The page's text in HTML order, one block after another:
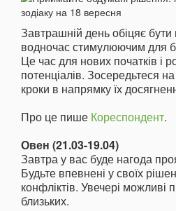
Завтрашній день обіцяє
водночас стимулюючим для
Це час для нових початків і
потенціалів. Зосередьтеся на
кроки в напрямку їх
Про це пише Кореспондент.
Овен (21.03-19.04)
Завтра у вас буде нагода
Будьте впевнені у своїх
конфліктів. Увечері можливі
близьких.